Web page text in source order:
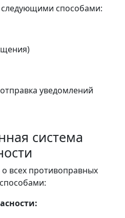
способами:
уведомлений
система
всех противоправных